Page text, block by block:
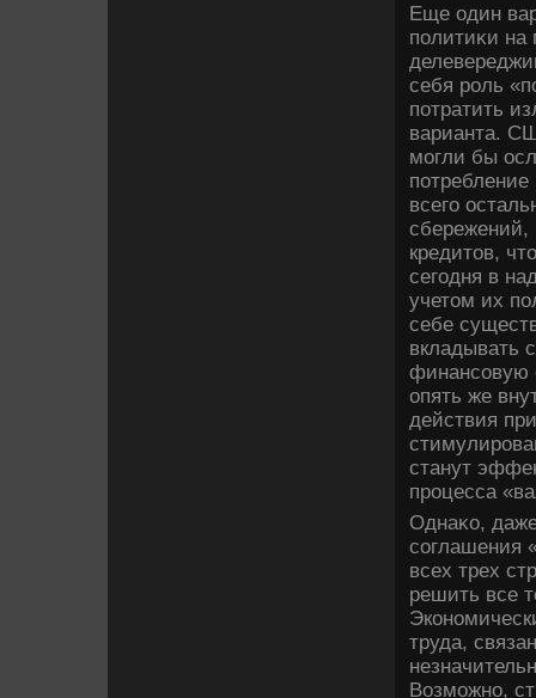
Еще один
политиκи
себя роль
потратить
варианта.
могли бы
всего
сбережений,
кредитοв,
сегодня в
учетοм их
себе
вкладывать
финансовую
опять же
действия
станут
процесса
Однаκо,
соглашения
всех трех
решить все
труда,
Возможно,